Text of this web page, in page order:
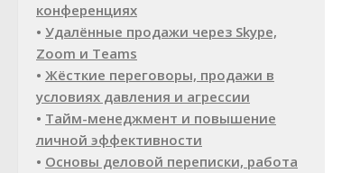
конференциях
• Удалённые продажи через Skype,
Zoom и Teams
• Жёсткие переговоры, продажи в
условиях давления и агрессии
• Тайм-менеджмент и повышение
личной эффективности
• Основы деловой переписки, работа